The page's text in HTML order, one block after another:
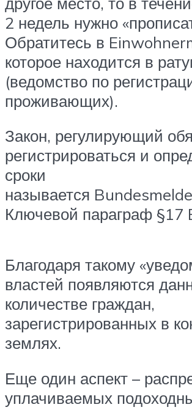
2 недель нужно
Обратитесь в
которое находится в
(ведомство по
проживающих).
Закон, регулирующий
регистрироваться и
сроки
называется
Ключевой параграф §17
Благодаря такому
властей появляются
количестве граждан,
зарегистрированных в
землях.
Еще один аспект –
уплачиваемых